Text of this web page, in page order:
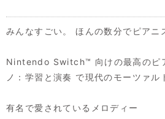
みんなすごい。 ほんの数分でピアニ
Nintendo Switch™ 向けの最高のピ
ノ：学習と演奏 で現代のモーツァル
有名で愛されているメロディー